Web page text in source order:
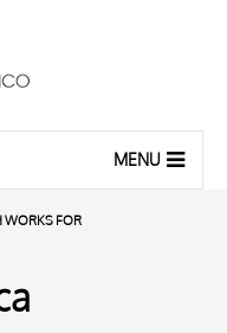
MENU
WORKS FOR